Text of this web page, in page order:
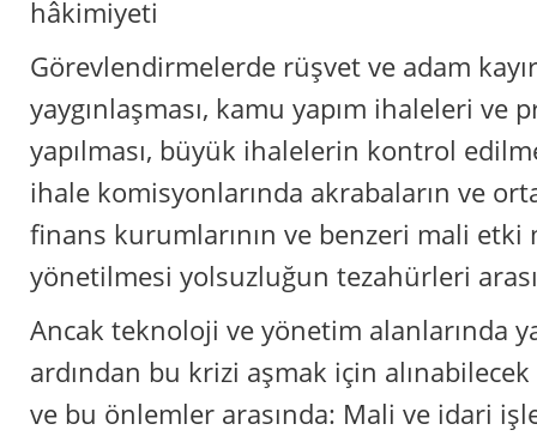
hâkimiyeti
Görevlendirmelerde rüşvet ve adam
yaygınlaşması, kamu yapım ihaleleri ve
yapılması, büyük ihalelerin kontrol
ihale komisyonlarında akrabaların ve
finans kurumlarının ve benzeri mali
yönetilmesi yolsuzluğun tezahürleri
Ancak teknoloji ve yönetim alanlarında
ardından bu krizi aşmak için
ve bu önlemler arasında: Mali ve idari